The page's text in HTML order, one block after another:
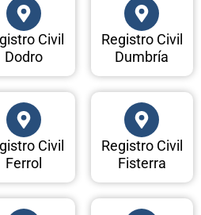
Civil
Dodro
Registro Civil
Dumbría
Civil
Ferrol
Registro Civil
Fisterra